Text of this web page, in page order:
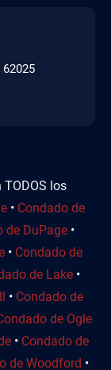
62025
los
• Condado de
de DuPage •
• Condado de
de Lake•
• Condado de
de Ogle
• Condado de
de Woodford •